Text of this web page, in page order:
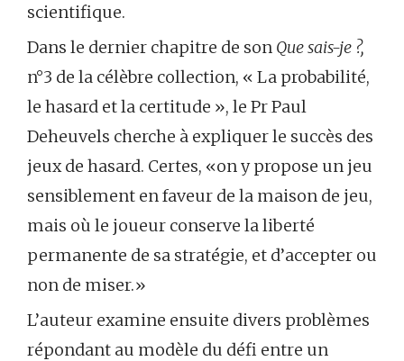
scientifique.
Dans le dernier chapitre de son Que sais-je ?,
n°3 de la célèbre collection, « La probabilité,
le hasard et la certitude », le Pr Paul
Deheuvels cherche à expliquer le succès des
jeux de hasard. Certes, «on y propose un jeu
sensiblement en faveur de la maison de jeu,
mais où le joueur conserve la liberté
permanente de sa stratégie, et d’accepter ou
non de miser.»
L’auteur examine ensuite divers problèmes
répondant au modèle du défi entre un